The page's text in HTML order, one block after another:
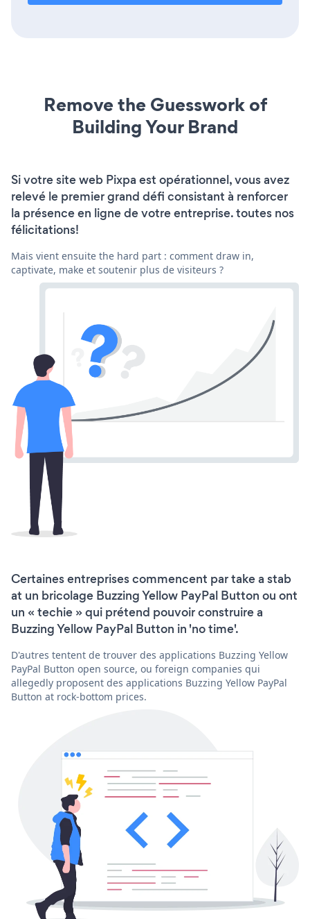
Remove the Guesswork of
Building Your Brand
Si votre site web Pixpa est opérationnel, vous avez
relevé le premier grand défi consistant à renforcer
la présence en ligne de votre entreprise. toutes nos
félicitations!
Mais vient ensuite the hard part : comment draw in,
captivate, make et soutenir plus de visiteurs ?
Certaines entreprises commencent par take a stab
at un bricolage Buzzing Yellow PayPal Button ou ont
un « techie » qui prétend pouvoir construire a
Buzzing Yellow PayPal Button in 'no time'.
D'autres tentent de trouver des applications Buzzing Yellow
PayPal Button open source, ou foreign companies qui
allegedly proposent des applications Buzzing Yellow PayPal
Button at rock-bottom prices.